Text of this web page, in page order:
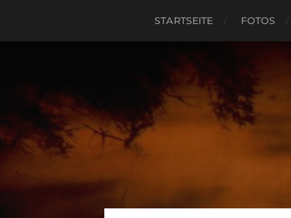
STARTSEITE FOTOS